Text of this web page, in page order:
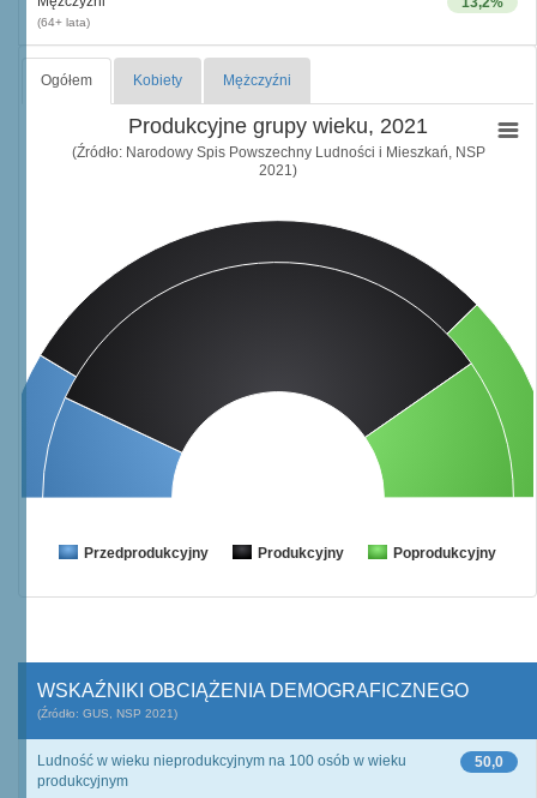
(64+ lata)
Ogółem Kobiety Mężczyźni
Produkcyjne grupy wieku, 2021
(Źródło: Narodowy Spis Powszechny Ludności i Mieszkań, NSP
2021)
Przedprodukcyjny Produkcyjny Poprodukcyjny
WSKAŹNIKI OBCIĄŻENIA DEMOGRAFICZNEGO
(Źródło: GUS, NSP 2021)
50,0
Ludność w wieku nieprodukcyjnym na 100 osób w wieku
produkcyjnym